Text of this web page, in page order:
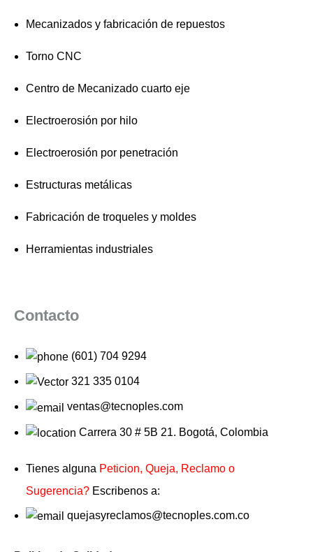
Mecanizados y fabricación de repuestos
Torno CNC
Centro de Mecanizado cuarto eje
Electroerosión por hilo
Electroerosión por penetración
Estructuras metálicas
Fabricación de troqueles y moldes
Herramientas industriales
Contacto
(601) 704 9294
321 335 0104
ventas@tecnoples.com
Carrera 30 # 5B 21. Bogotá, Colombia
Tienes alguna Peticion, Queja, Reclamo o
Sugerencia? Escribenos a:
quejasyreclamos@tecnoples.com.co